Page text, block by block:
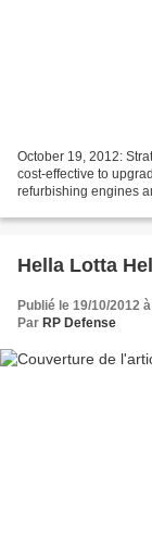
October 19, 2012:
cost-effective to
refurbishing engines
Hella Lotta
Publié le 19/10/2012
Par RP Defense